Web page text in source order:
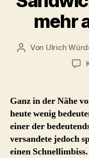
mehr
Beitragsautor
Von Ulrich
Ganz in der Nähe
heute wenig
einer der
versandete jedoch
einen Schnellimbiss.